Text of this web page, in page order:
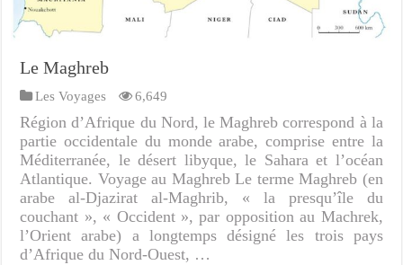
Le Maghreb
Les Voyages 6,649
Région d’Afrique du Nord, le Maghreb correspond à la
partie occidentale du monde arabe, comprise entre la
Méditerranée, le désert libyque, le Sahara et l’océan
Atlantique. Voyage au Maghreb Le terme Maghreb (en
arabe al-Djazirat al-Maghrib, « la presqu’île du
couchant », « Occident », par opposition au Machrek,
l’Orient arabe) a longtemps désigné les trois pays
d’Afrique du Nord-Ouest, …